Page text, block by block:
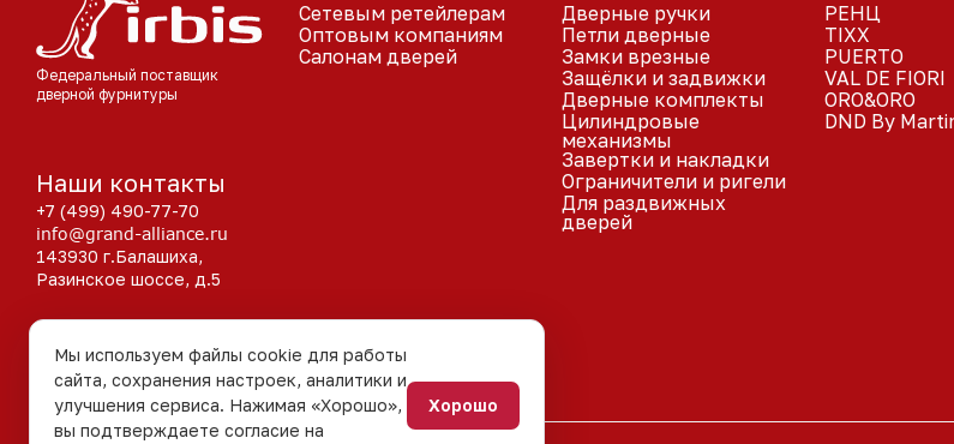
Федеральный поставщик
дверной фурнитуры
Наши контакты
+7 (499) 490-77-70
info@grand-alliance.ru
143930 г.Балашиха,
Разинское шоссе, д.5
Сетевым ретейлерам
Оптовым компаниям
Салонам дверей
Дверные ручки
Петли дверные
Замки врезные
Защёлки и задвижки
Дверные комплекты
Цилиндровые
механизмы
Завертки и накладки
Ограничители и ригели
Для раздвижных
дверей
РЕНЦ
TIXX
PUERTO
VAL DE FIORI
ORO&ORO
DND By
Мы используем файлы cookie для работы
сайта, сохранения настроек, аналитики и
улучшения сервиса. Нажимая «Хорошо»,
вы подтверждаете согласие на
Хорошо